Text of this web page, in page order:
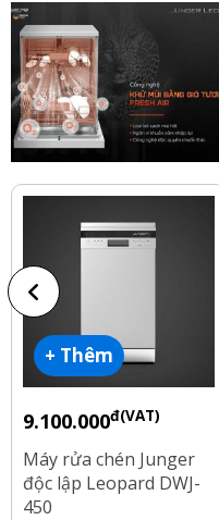
+ Thêm
9.100.000đ(VAT)
Máy rửa chén Junger
độc lập Leopard DWJ-
450